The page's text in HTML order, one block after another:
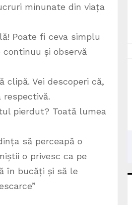
minunate din viața
Poate fi ceva simplu
continuu și observă
clipă. Vei descoperi că,
pierdut? Toată lumea
să perceapă o
o privesc ca pe
în bucăți și să le